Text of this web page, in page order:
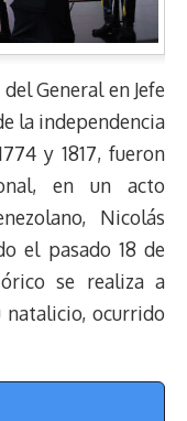
General en Jefe
la independencia
y 1817, fueron
en un acto
Nicolás
el pasado 18 de
se realiza a
ocurrido